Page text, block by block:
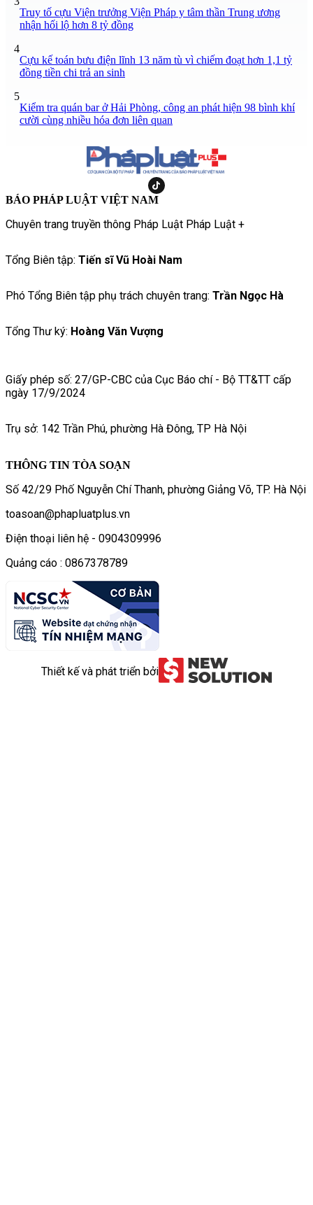
Truy tố cựu Viện trưởng Viện Pháp y tâm thần Trung ương
nhận hối lộ hơn 8 tỷ đồng
4
Cựu kế toán bưu điện lĩnh 13 năm tù vì chiếm đoạt hơn 1,1 tỷ
đồng tiền chi trả an sinh
5
Kiểm tra quán bar ở Hải Phòng, công an phát hiện 98 bình khí
cười cùng nhiều hóa đơn liên quan
BÁO PHÁP LUẬT VIỆT NAM
Chuyên trang truyền thông Pháp Luật Pháp Luật +
Tổng Biên tập: Tiến sĩ Vũ Hoài Nam
Phó Tổng Biên tập phụ trách chuyên trang: Trần Ngọc Hà
Tổng Thư ký: Hoàng Văn Vượng
Giấy phép số: 27/GP-CBC của Cục Báo chí - Bộ TT&TT cấp
ngày 17/9/2024
Trụ sở: 142 Trần Phú, phường Hà Đông, TP Hà Nội
THÔNG TIN TÒA SOẠN
Số 42/29 Phố Nguyễn Chí Thanh, phường Giảng Võ, TP. Hà Nội
toasoan@phapluatplus.vn
Điện thoại liên hệ - 0904309996
Quảng cáo : 0867378789
Thiết kế và phát triển bởi